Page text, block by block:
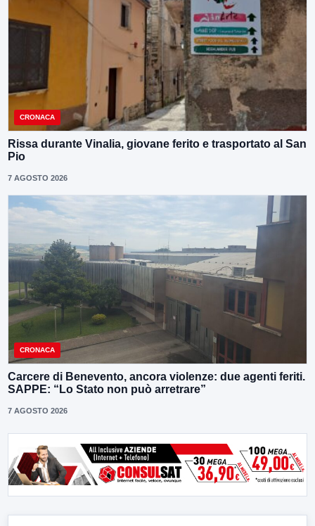
CRONACA
Rissa durante Vinalia, giovane ferito e trasportato al San
Pio
7 AGOSTO 2026
CRONACA
Carcere di Benevento, ancora violenze: due agenti feriti.
SAPPE: “Lo Stato non può arretrare”
7 AGOSTO 2026